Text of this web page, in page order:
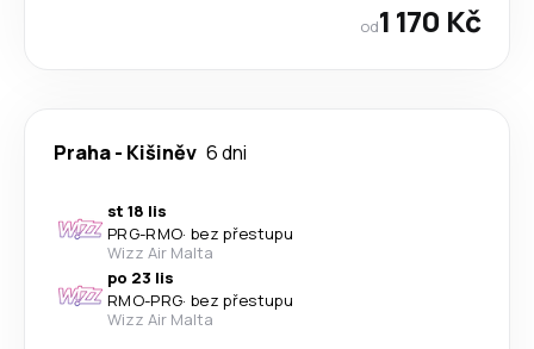
od1 170 Kč
Praha- Kišiněv 6 dni
st 18 lis
PRG-RMO· bez přestupu
Wizz Air Malta
po 23 lis
RMO-PRG· bez přestupu
Wizz Air Malta